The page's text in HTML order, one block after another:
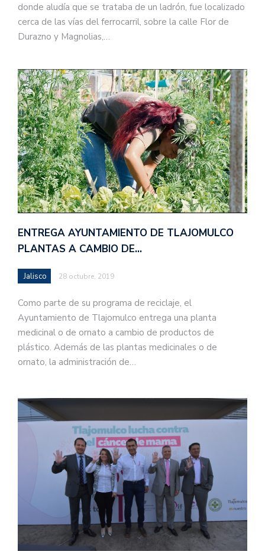
donde aludía que se trataba de un ladrón, fue localizado
cerca de las vías del ferrocarril, sobre la calle Flor de
Durazno y Magnolias,…
ENTREGA AYUNTAMIENTO DE TLAJOMULCO
PLANTAS A CAMBIO DE…
Jalisco 28 octubre, 2019
Como parte de su programa de reciclaje, el
Ayuntamiento de Tlajomulco entrega una planta
medicinal o de ornato a cambio de productos de
plástico. Además de las plantas medicinales o de
ornato, la administración de…